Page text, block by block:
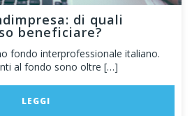
di quali
beneficiare?
fondo interprofessionale italiano.
al fondo sono oltre […]
LEGGI